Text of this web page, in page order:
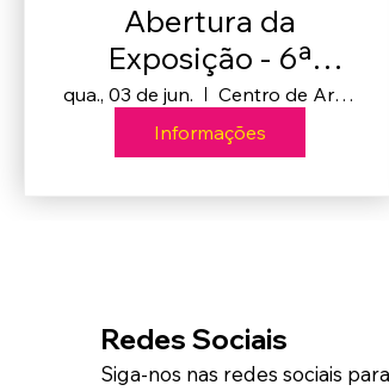
Abertura da
Exposição - 6ª
edição
qua., 03 de jun.
Centro de Artes Iracema Trinco Ribeiro
Informações
Redes Sociais
Siga-nos nas redes sociais